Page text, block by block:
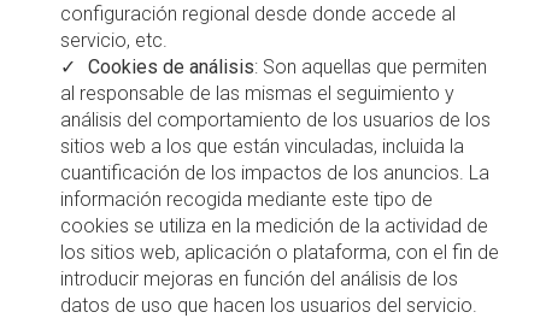
configuración regional desde donde accede al
servicio, etc.
Cookies de análisis: Son aquellas que permiten
al responsable de las mismas el seguimiento y
análisis del comportamiento de los usuarios de los
sitios web a los que están vinculadas, incluida la
cuantificación de los impactos de los anuncios. La
información recogida mediante este tipo de
cookies se utiliza en la medición de la actividad de
los sitios web, aplicación o plataforma, con el fin de
introducir mejoras en función del análisis de los
datos de uso que hacen los usuarios del servicio.